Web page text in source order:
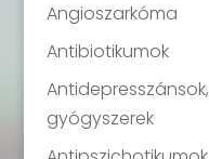
Angioszarkóma
Antibiotikumok
gyógyszerek